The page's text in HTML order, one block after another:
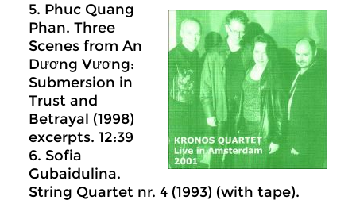
5. Phuc Quang
Phan. Three
Scenes from An
Dương Vương:
Submersion in
Trust and
Betrayal (1998)
excerpts. 12:39
6. Sofia
Gubaidulina.
String Quartet nr. 4 (1993) (with tape).